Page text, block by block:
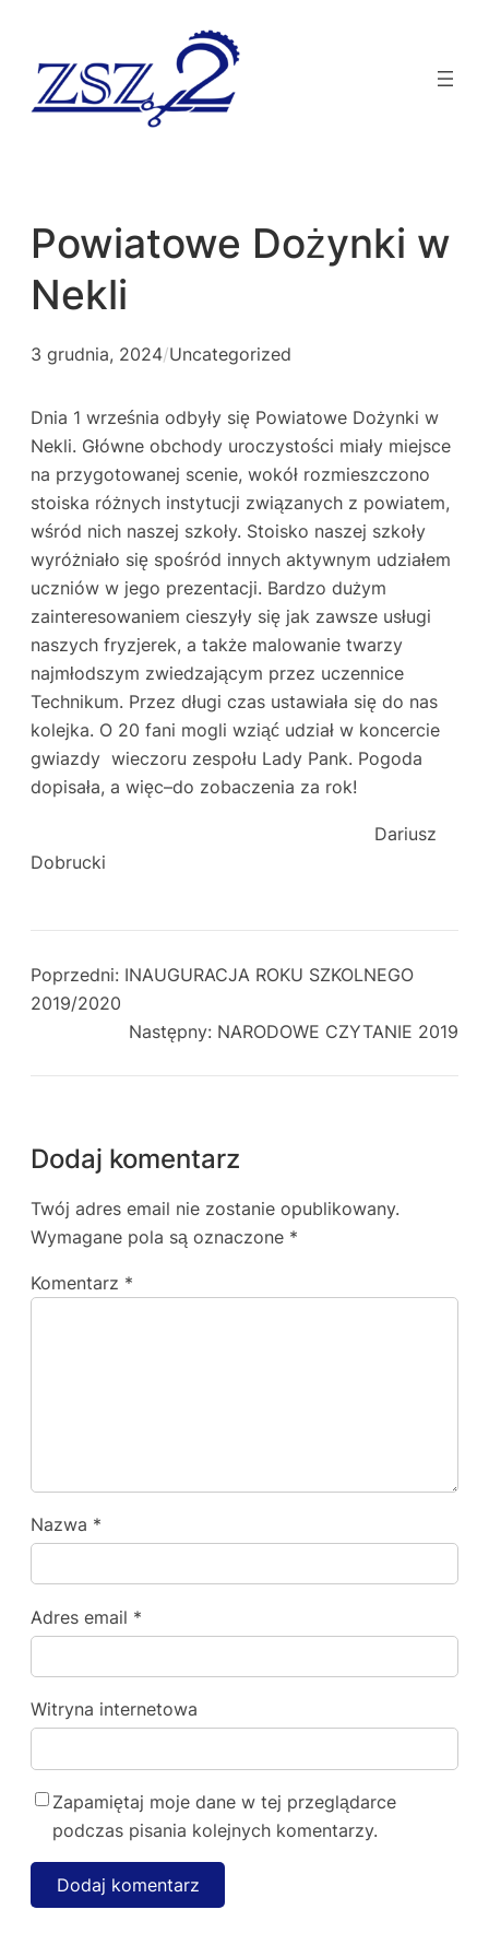
Powiatowe Dożynki w
Nekli
3 grudnia, 2024/Uncategorized
Dnia 1 września odbyły się Powiatowe Dożynki w
Nekli. Główne obchody uroczystości miały miejsce
na przygotowanej scenie, wokół rozmieszczono
stoiska różnych instytucji związanych z powiatem,
wśród nich naszej szkoły. Stoisko naszej szkoły
wyróżniało się spośród innych aktywnym udziałem
uczniów w jego prezentacji. Bardzo dużym
zainteresowaniem cieszyły się jak zawsze usługi
naszych fryzjerek, a także malowanie twarzy
najmłodszym zwiedzającym przez uczennice
Technikum. Przez długi czas ustawiała się do nas
kolejka. O 20 fani mogli wziąć udział w koncercie
gwiazdy wieczoru zespołu Lady Pank. Pogoda
dopisała, a więc–do zobaczenia za rok!
Dariusz
Dobrucki
Poprzedni: INAUGURACJA ROKU SZKOLNEGO
2019/2020
Następny: NARODOWE CZYTANIE 2019
Dodaj komentarz
Twój adres email nie zostanie opublikowany.
Wymagane pola są oznaczone *
Komentarz *
Nazwa *
Adres email *
Witryna internetowa
Zapamiętaj moje dane w tej przeglądarce
podczas pisania kolejnych komentarzy.